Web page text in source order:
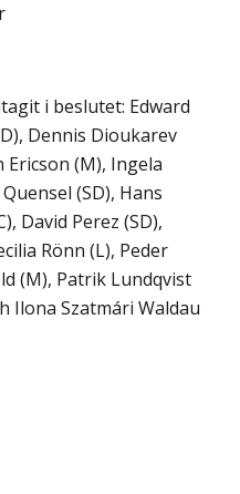
i beslutet: Edward
Dennis Dioukarev
Ericson (M), Ingela
(SD), Hans
David Perez (SD),
Rönn (L), Peder
(M), Patrik Lundqvist
Ilona Szatmári Waldau